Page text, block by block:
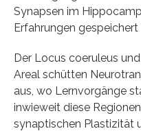
Synapsen im
Erfahrungen
Der Locus coeruleus
Areal schütten
aus, wo Lernvorgänge
inwieweit diese
synaptischen Plastizität